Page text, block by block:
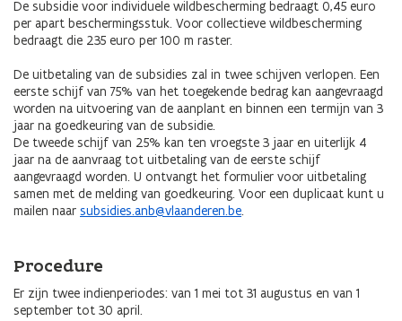
De subsidie voor individuele wildbescherming bedraagt 0,45 euro
per apart beschermingsstuk. Voor collectieve wildbescherming
bedraagt die 235 euro per 100 m raster.
De uitbetaling van de subsidies zal in twee schijven verlopen. Een
eerste schijf van 75% van het toegekende bedrag kan aangevraagd
worden na uitvoering van de aanplant en binnen een termijn van 3
jaar na goedkeuring van de subsidie.
De tweede schijf van 25% kan ten vroegste 3 jaar en uiterlijk 4
jaar na de aanvraag tot uitbetaling van de eerste schijf
aangevraagd worden. U ontvangt het formulier voor uitbetaling
samen met de melding van goedkeuring. Voor een duplicaat kunt u
mailen naar subsidies.anb@vlaanderen.be.
Procedure
Er zijn twee indienperiodes: van 1 mei tot 31 augustus en van 1
september tot 30 april.